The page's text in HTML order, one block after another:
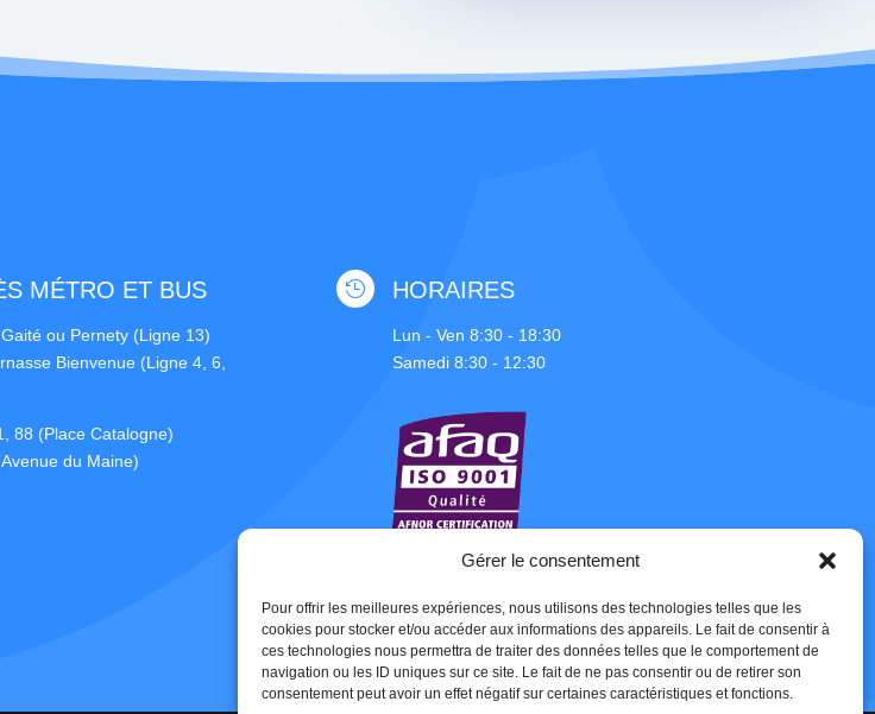
Gérer le consentement
Pour offrir les meilleures expériences, nous utilisons des technologies telles que les
cookies pour stocker et/ou accéder aux informations des appareils. Le fait de consentir à
ces technologies nous permettra de traiter des données telles que le comportement de
navigation ou les ID uniques sur ce site. Le fait de ne pas consentir ou de retirer son
consentement peut avoir un effet négatif sur certaines caractéristiques et fonctions.
MÉTRO ET BUS
ou Pernety (Ligne 13)
Bienvenue (Ligne 4, 6,
88 (Place Catalogne)
du Maine)
 HORAIRES
Lun - Ven 8:30 - 18:30
Samedi 8:30 - 12:30